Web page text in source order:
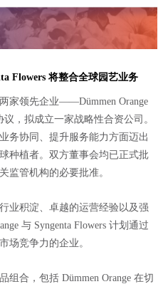
Flowers 将整合全球园艺业务
家领先企业——Dümmen Orange
议，拟成立一家战略性合资公司。
务协同、提升服务能力方面迈出
种植者。双方董事会均已正式批
监管机构的必要批准。
业积淀、卓越的运营经验以及强
与 Syngenta Flowers 计划通过
场竞争力的企业。
组合，包括 Dümmen Orange 在切